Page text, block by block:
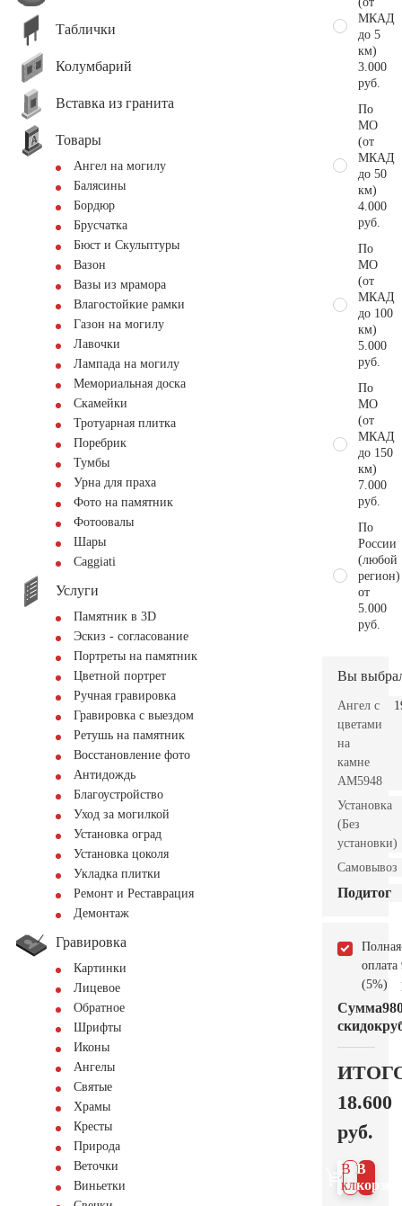
Таблички
Колумбарий
Вставка из гранита
Товары
Ангел на могилу
Балясины
Бордюр
Брусчатка
Бюст и Скульптуры
Вазон
Вазы из мрамора
Влагостойкие рамки
Газон на могилу
Лавочки
Лампада на могилу
Мемориальная доска
Скамейки
Тротуарная плитка
Поребрик
Тумбы
Урна для праха
Фото на памятник
Фотоовалы
Шары
Сaggiati
Услуги
Памятник в 3D
Эскиз - согласование
Портреты на памятник
Цветной портрет
Ручная гравировка
Гравировка с выездом
Ретушь на памятник
Восстановление фото
Антидождь
Благоустройство
Уход за могилкой
Установка оград
Установка цоколя
Укладка плитки
Ремонт и Реставрация
Демонтаж
Гравировка
Картинки
Лицевое
Обратное
Шрифты
Иконы
Ангелы
Святые
Храмы
Кресты
Природа
Веточки
Виньетки
МКАД
до 5
км)
3.000
руб.
По
МО
(от
МКАД
до 50
км)
4.000
руб.
По
МО
(от
МКАД
до 100
км)
5.000
руб.
По
МО
(от
МКАД
до 150
км)
7.000
руб.
По
России
(любой
регион)
от
5.000
руб.
Вы
Ангел с
цветами
на
камне
AM5948
Установка
(Без
установки)
Самовывоз
Подитог
Полная
оплата
(5%)
Сумма
скидок
18.600
руб.
В
В 1
клик